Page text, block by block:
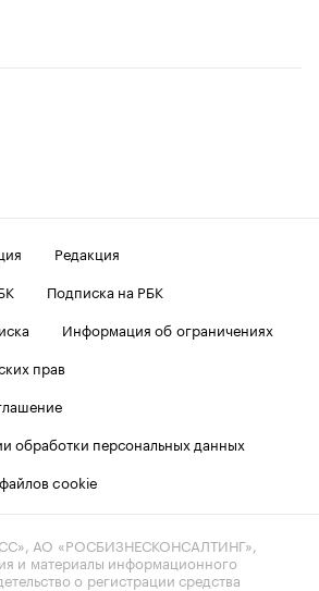
Редакция
Подписка на РБК
Информация об ограничениях
прав
обработки персональных данных
cookie
АО «РОСБИЗНЕСКОНСАЛТИНГ»,
и материалы информационного
о регистрации средства